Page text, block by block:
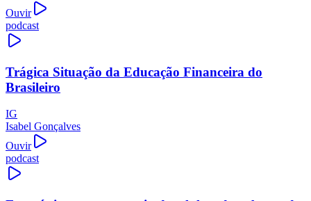
Ouvir
podcast
Trágica Situação da Educação Financeira do
Brasileiro
IG
Isabel Gonçalves
Ouvir
podcast